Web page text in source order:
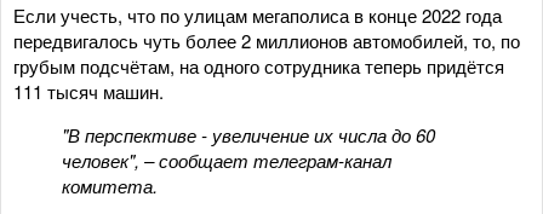
Если учесть, что по улицам мегаполиса в конце 2022 года
передвигалось чуть более 2 миллионов автомобилей, то, по
грубым подсчётам, на одного сотрудника теперь придётся
111 тысяч машин.
"В перспективе - увеличение их числа до 60
человек", – сообщает телеграм-канал
комитета.